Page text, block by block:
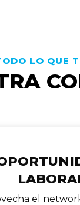
LO QUE
el